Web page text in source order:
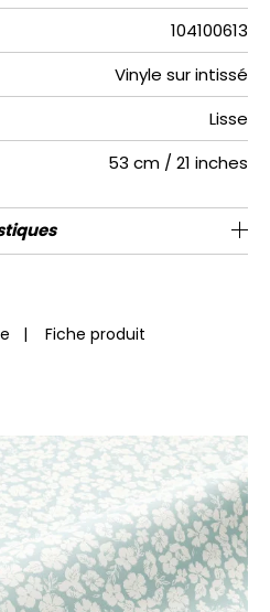
104100613
Vinyle sur intissé
Lisse
53 cm / 21 inches
rouleau de 10.05m / 11 yards
Raccord sauté 1/2
53cm / 21 pouces
220
Lessivable à la brosse
Encollage du mur
Arrachage à sec
A+
Class A
C-s1, d0
|
Fiche produit